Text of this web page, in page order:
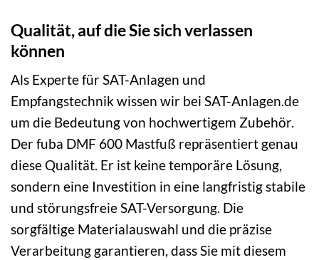
Qualität, auf die Sie sich verlassen
können
Als Experte für SAT-Anlagen und
Empfangstechnik wissen wir bei SAT-Anlagen.de
um die Bedeutung von hochwertigem Zubehör.
Der fuba DMF 600 Mastfuß repräsentiert genau
diese Qualität. Er ist keine temporäre Lösung,
sondern eine Investition in eine langfristig stabile
und störungsfreie SAT-Versorgung. Die
sorgfältige Materialauswahl und die präzise
Verarbeitung garantieren, dass Sie mit diesem